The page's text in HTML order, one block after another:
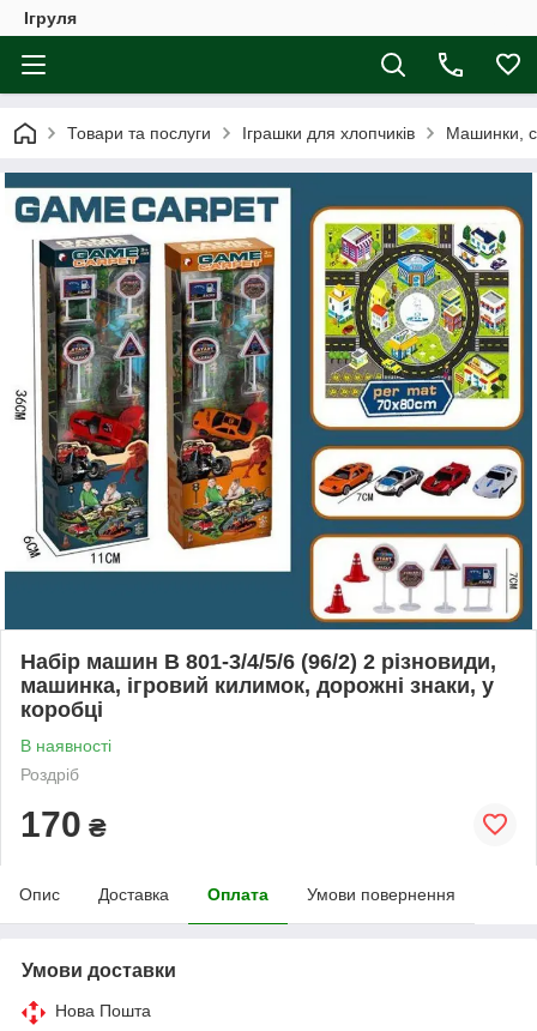
Ігруля
Товари та послуги Іграшки для хлопчиків Машинки,
Набір машин B 801-3/4/5/6 (96/2) 2 різновиди,
машинка, ігровий килимок, дорожні знаки, у
коробці
В наявності
Роздріб
170 ₴
Опис Доставка Оплата Умови повернення
Умови доставки
Нова Пошта